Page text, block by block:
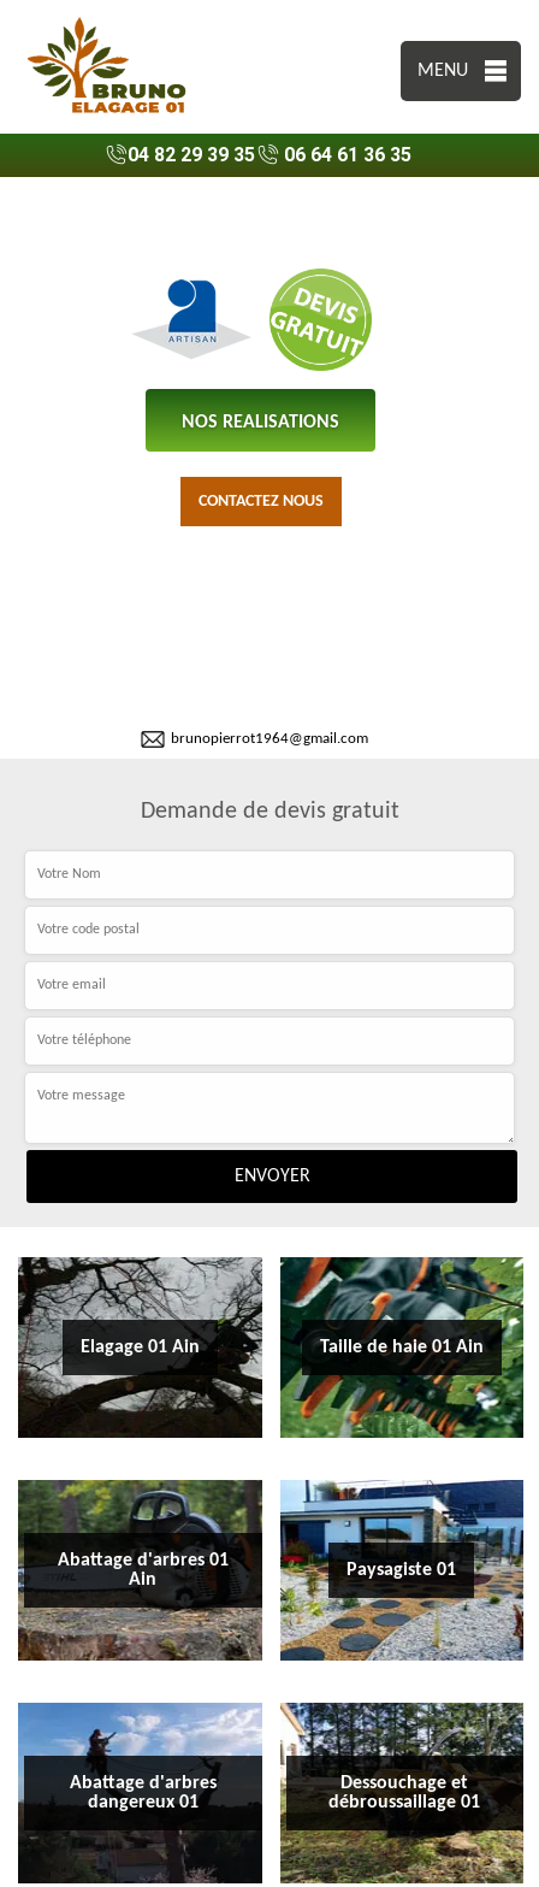
MENU
04 82 29 39 35 06 64 61 36 35
NOS REALISATIONS
CONTACTEZ NOUS
brunopierrot1964@gmail.com
Demande de devis gratuit
Elagage 01 Ain Taille de haie 01 Ain
Abattage d'arbres 01
Ain
Paysagiste 01
Abattage d'arbres
dangereux 01
Dessouchage et
débroussaillage 01